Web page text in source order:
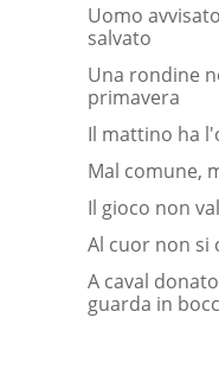
Uomo
salvato
Una rondine
primavera
Il mattino ha
Mal comune,
Il gioco non
Al cuor non si
A caval
guarda in